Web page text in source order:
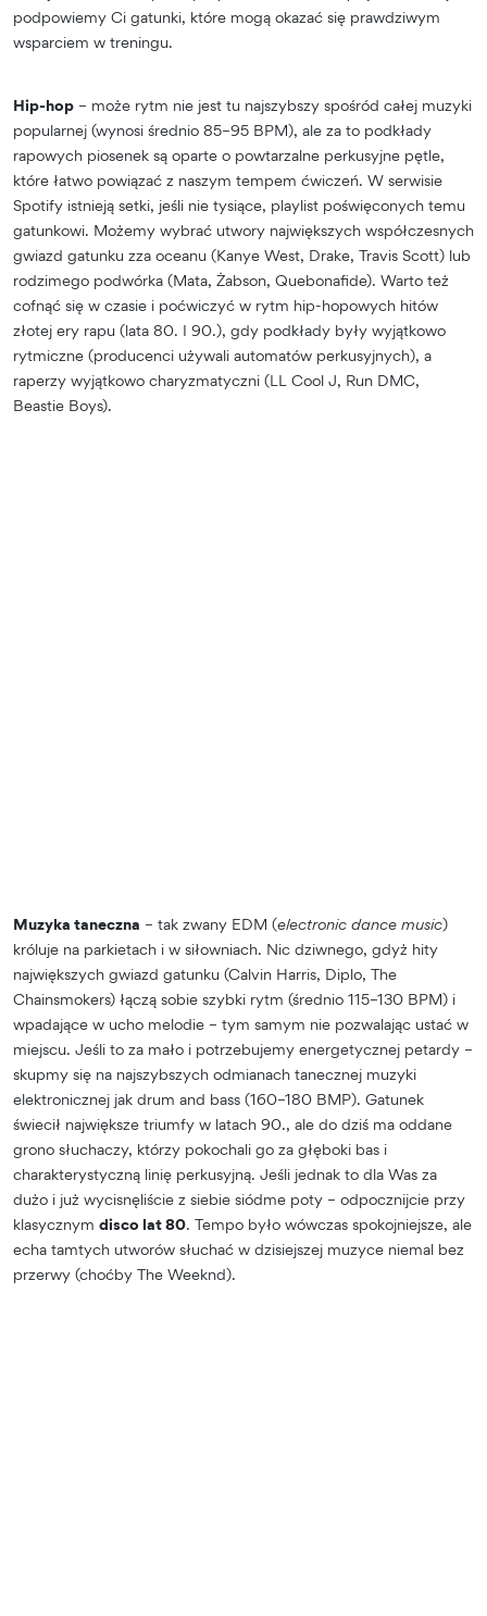
podpowiemy Ci gatunki, które mogą okazać się prawdziwym
wsparciem w treningu.
Hip-hop – może rytm nie jest tu najszybszy spośród całej muzyki
popularnej (wynosi średnio 85–95 BPM), ale za to podkłady
rapowych piosenek są oparte o powtarzalne perkusyjne pętle,
które łatwo powiązać z naszym tempem ćwiczeń. W serwisie
Spotify istnieją setki, jeśli nie tysiące, playlist poświęconych temu
gatunkowi. Możemy wybrać utwory największych współczesnych
gwiazd gatunku zza oceanu (Kanye West, Drake, Travis Scott) lub
rodzimego podwórka (Mata, Żabson, Quebonafide). Warto też
cofnąć się w czasie i poćwiczyć w rytm hip-hopowych hitów
złotej ery rapu (lata 80. I 90.), gdy podkłady były wyjątkowo
rytmiczne (producenci używali automatów perkusyjnych), a
raperzy wyjątkowo charyzmatyczni (LL Cool J, Run DMC,
Beastie Boys).
Muzyka taneczna – tak zwany EDM (electronic dance music)
króluje na parkietach i w siłowniach. Nic dziwnego, gdyż hity
największych gwiazd gatunku (Calvin Harris, Diplo, The
Chainsmokers) łączą sobie szybki rytm (średnio 115–130 BPM) i
wpadające w ucho melodie – tym samym nie pozwalając ustać w
miejscu. Jeśli to za mało i potrzebujemy energetycznej petardy –
skupmy się na najszybszych odmianach tanecznej muzyki
elektronicznej jak drum and bass (160–180 BMP). Gatunek
świecił największe triumfy w latach 90., ale do dziś ma oddane
grono słuchaczy, którzy pokochali go za głęboki bas i
charakterystyczną linię perkusyjną. Jeśli jednak to dla Was za
dużo i już wycisnęliście z siebie siódme poty – odpocznijcie przy
klasycznym disco lat 80. Tempo było wówczas spokojniejsze, ale
echa tamtych utworów słuchać w dzisiejszej muzyce niemal bez
przerwy (choćby The Weeknd).